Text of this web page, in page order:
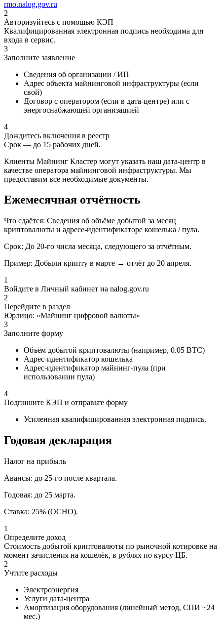
rmo.nalog.gov.ru
2
Авторизуйтесь с помощью КЭП
Квалифицированная электронная подпись необходима для
входа в сервис.
3
Заполните заявление
Сведения об организации / ИП
Адрес объекта майнинговой инфраструктуры (если
свой)
Договор с оператором (если в дата-центре) или с
энергоснабжающей организацией
4
Дождитесь включения в реестр
Срок — до 15 рабочих дней.
Клиенты Майнинг Кластер могут указать наш дата-центр в
качестве оператора майнинговой инфраструктуры. Мы
предоставим все необходимые документы.
Ежемесячная отчётность
Что сдаётся: Сведения об объёме добытой за месяц
криптовалюты и адресе-идентификаторе кошелька / пула.
Срок: До 20-го числа месяца, следующего за отчётным.
Пример: Добыли крипту в марте → отчёт до 20 апреля.
1
Войдите в Личный кабинет на nalog.gov.ru
2
Перейдите в раздел
Юрлицо: «Майнинг цифровой валюты»
3
Заполните форму
Объём добытой криптовалюты (например, 0.05 BTC)
Адрес-идентификатор кошелька
Адрес-идентификатор майнинг-пула (при
использовании пула)
4
Подпишите КЭП и отправьте форму
Усиленная квалифицированная электронная подпись.
Годовая декларация
Налог на прибыль
Авансы: до 25-го после квартала.
Годовая: до 25 марта.
Ставка: 25% (ОСНО).
1
Определите доход
Стоимость добытой криптовалюты по рыночной котировке на
момент зачисления на кошелёк, в рублях по курсу ЦБ.
2
Учтите расходы
Электроэнергия
Услуги дата-центра
Амортизация оборудования (линейный метод, СПИ ~24
мес.)